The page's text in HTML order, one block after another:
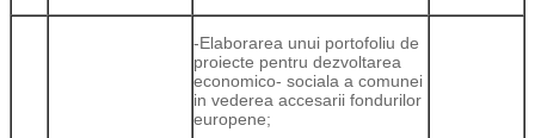
-Elaborarea unui portofoliu de
proiecte pentru dezvoltarea
economico- sociala a comunei
in vederea accesarii fondurilor
europene;